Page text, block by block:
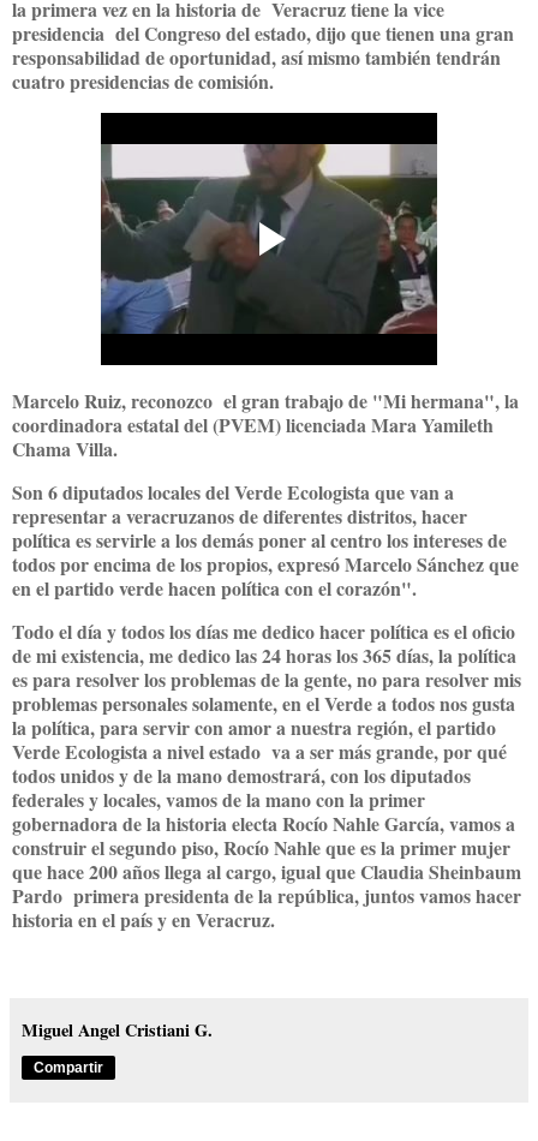
la primera vez en la historia de Veracruz tiene la vice
presidencia del Congreso del estado, dijo que tienen una gran
responsabilidad de oportunidad, así mismo también tendrán
cuatro presidencias de comisión.
Marcelo Ruiz, reconozco el gran trabajo de "Mi hermana", la
coordinadora estatal del (PVEM) licenciada Mara Yamileth
Chama Villa.
Son 6 diputados locales del Verde Ecologista que van a
representar a veracruzanos de diferentes distritos, hacer
política es servirle a los demás poner al centro los intereses de
todos por encima de los propios, expresó Marcelo Sánchez que
en el partido verde hacen política con el corazón".
Todo el día y todos los días me dedico hacer política es el oficio
de mi existencia, me dedico las 24 horas los 365 días, la política
es para resolver los problemas de la gente, no para resolver mis
problemas personales solamente, en el Verde a todos nos gusta
la política, para servir con amor a nuestra región, el partido
Verde Ecologista a nivel estado va a ser más grande, por qué
todos unidos y de la mano demostrará, con los diputados
federales y locales, vamos de la mano con la primer
gobernadora de la historia electa Rocío Nahle García, vamos a
construir el segundo piso, Rocío Nahle que es la primer mujer
que hace 200 años llega al cargo, igual que Claudia Sheinbaum
Pardo primera presidenta de la república, juntos vamos hacer
historia en el país y en Veracruz.
Miguel Angel Cristiani G.
Compartir